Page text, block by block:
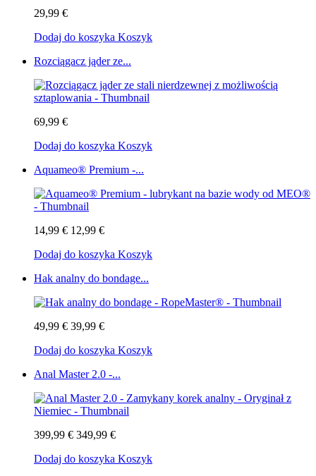
29,99 €
Dodaj do koszyka Koszyk
Rozciągacz jąder ze...
69,99 €
Dodaj do koszyka Koszyk
Aquameo® Premium -...
14,99 € 12,99 €
Dodaj do koszyka Koszyk
Hak analny do bondage...
49,99 € 39,99 €
Dodaj do koszyka Koszyk
Anal Master 2.0 -...
399,99 € 349,99 €
Dodaj do koszyka Koszyk